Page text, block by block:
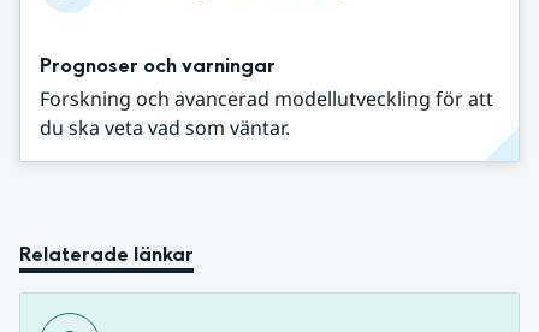
Prognoser och varningar
Forskning och avancerad modellutveckling för att
du ska veta vad som väntar.
Relaterade länkar